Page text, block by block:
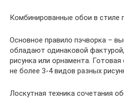
Комбинированные обои в стиле
Основное правило пэчворка –
обладают одинаковой
рисунка или орнамента.
не более 3-4 видов разных
Лоскутная техника сочетания